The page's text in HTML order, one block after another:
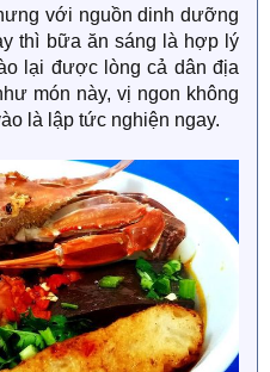
với nguồn dinh dưỡng
thì bữa ăn sáng là hợp lý
lại được lòng cả dân địa
món này, vị ngon không
là lập tức nghiện ngay.